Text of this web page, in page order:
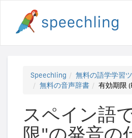
Speechling
無料の語学学習
無料の音声辞書
有効期限
スペイン語